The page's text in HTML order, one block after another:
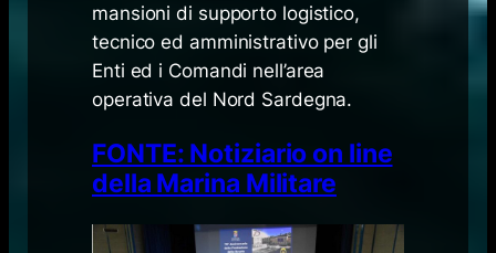
mansioni di supporto logistico,
tecnico ed amministrativo per gli
Enti ed i Comandi nell’area
operativa del Nord Sardegna.
FONTE: Notiziario on line
della Marina Militare